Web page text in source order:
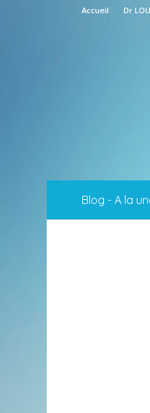
Accueil Dr
Blog - A la